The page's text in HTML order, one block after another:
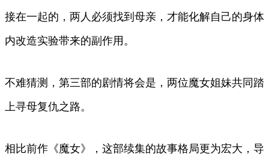
接在一起的，两人必须找到母亲，才能化解自己的身体
内改造实验带来的副作用。
不难猜测，第三部的剧情将会是，两位魔女姐妹共同踏
上寻母复仇之路。
相比前作《魔女》，这部续集的故事格局更为宏大，导